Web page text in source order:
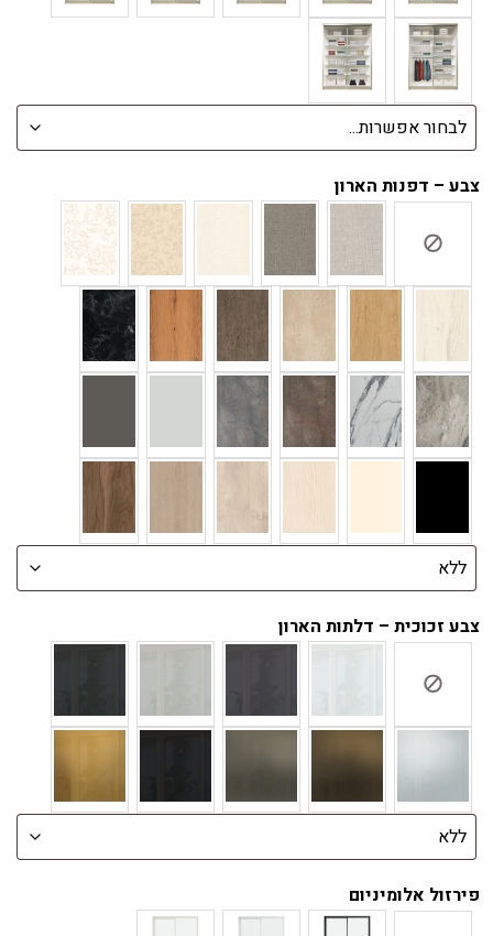
צבע – דפנות הארון
צבע זכוכית – דלתות הארון
פירזול אלומיניום